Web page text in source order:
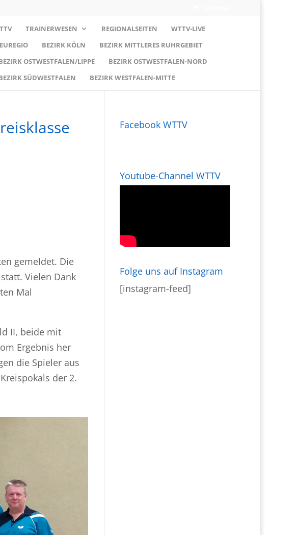
TRAINERWESEN REGIONALSEITEN
WTTV-LIVE
BEZIRK KÖLN
BEZIRK MITTLERES RUHRGEBIET
OSTWESTFALEN/LIPPE
BEZIRK OSTWESTFALEN-NORD
SÜDWESTFALEN BEZIRK WESTFALEN-MITTE
gemeldet. Die
Vielen Dank
Mal
II, beide mit
Ergebnis her
die Spieler aus
der 2.
Facebook WTTV
Youtube-Channel WTTV
Folge uns auf Instagram
[instagram-feed]